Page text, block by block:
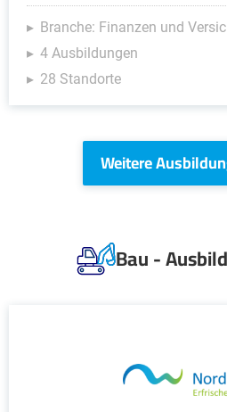
Branche: Finanzen und
4 Ausbildungen
28 Standorte
Weitere
Bau -